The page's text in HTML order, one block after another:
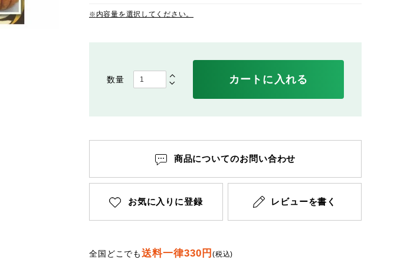
内容量を選択してください。
カートに入れる
商品についてのお問い合わせ
お気に入りに登録 レビューを書く
全国どこでも送料一律330円(税込)